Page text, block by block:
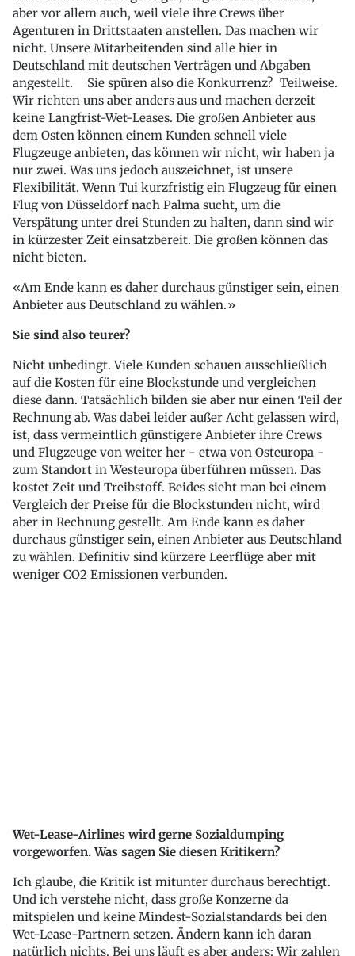
aber vor allem auch, weil viele ihre Crews über
Agenturen in Drittstaaten anstellen. Das machen wir
nicht. Unsere Mitarbeitenden sind alle hier in
Deutschland mit deutschen Verträgen und Abgaben
angestellt. Sie spüren also die Konkurrenz? Teilweise.
Wir richten uns aber anders aus und machen derzeit
keine Langfrist-Wet-Leases. Die großen Anbieter aus
dem Osten können einem Kunden schnell viele
Flugzeuge anbieten, das können wir nicht, wir haben ja
nur zwei. Was uns jedoch auszeichnet, ist unsere
Flexibilität. Wenn Tui kurzfristig ein Flugzeug für einen
Flug von Düsseldorf nach Palma sucht, um die
Verspätung unter drei Stunden zu halten, dann sind wir
in kürzester Zeit einsatzbereit. Die großen können das
nicht bieten.
Am Ende kann es daher durchaus günstiger sein, einen
Anbieter aus Deutschland zu wählen.
Sie sind also teurer?
Nicht unbedingt. Viele Kunden schauen ausschließlich
auf die Kosten für eine Blockstunde und vergleichen
diese dann. Tatsächlich bilden sie aber nur einen Teil der
Rechnung ab. Was dabei leider außer Acht gelassen wird,
ist, dass vermeintlich günstigere Anbieter ihre Crews
und Flugzeuge von weiter her - etwa von Osteuropa -
zum Standort in Westeuropa überführen müssen. Das
kostet Zeit und Treibstoff. Beides sieht man bei einem
Vergleich der Preise für die Blockstunden nicht, wird
aber in Rechnung gestellt. Am Ende kann es daher
durchaus günstiger sein, einen Anbieter aus Deutschland
zu wählen. Definitiv sind kürzere Leerflüge aber mit
weniger CO2 Emissionen verbunden.
Wet-Lease-Airlines wird gerne Sozialdumping
vorgeworfen. Was sagen Sie diesen Kritikern?
Ich glaube, die Kritik ist mitunter durchaus berechtigt.
Und ich verstehe nicht, dass große Konzerne da
mitspielen und keine Mindest-Sozialstandards bei den
Wet-Lease-Partnern setzen. Ändern kann ich daran
natürlich nichts. Bei uns läuft es aber anders: Wir zahlen